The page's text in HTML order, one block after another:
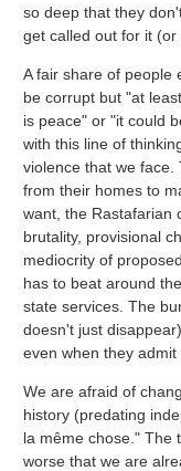
so deep that they
get called out for it (or
A fair share of people
be corrupt but "at
is peace" or "it could
with this line of
violence that we face.
from their homes to
want, the Rastafarian
brutality, provisional
mediocrity of
has to beat around
state services. The
doesn't just
even when they admit
We are afraid of
history (predating
la même chose." The
worse that we are